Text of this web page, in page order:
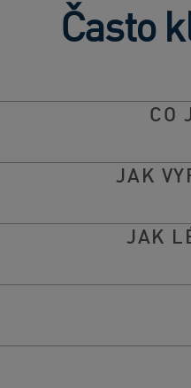
Často
CO
JAK
JAK